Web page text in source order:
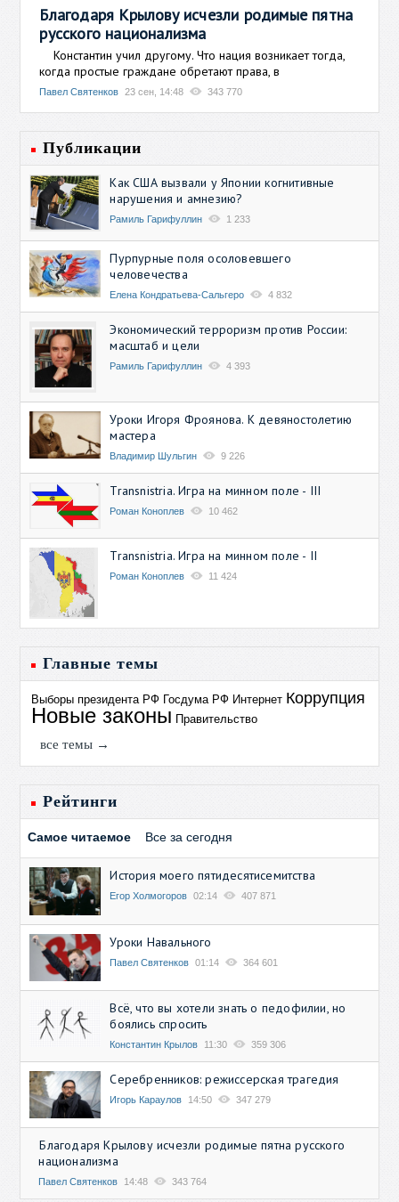
Благодаря Крылову исчезли родимые пятна
русского национализма
Константин учил другому. Что нация возникает тогда,
когда простые граждане обретают права, в
Павел Святенков 23 сен, 14:48 343 770
Публикации
Как США вызвали у Японии когнитивные
нарушения и амнезию?
Рамиль Гарифуллин 1 233
Пурпурные поля осоловевшего
человечества
Елена Кондратьева-Сальгеро 4 832
Экономический терроризм против России:
масштаб и цели
Рамиль Гарифуллин 4 393
Уроки Игоря Фроянова. К девяностолетию
мастера
Владимир Шульгин 9 226
Transnistria. Игра на минном поле - III
Роман Коноплев 10 462
Transnistria. Игра на минном поле - II
Роман Коноплев 11 424
Главные темы
Выборы президента РФ Госдума РФ Интернет Коррупция
Новые законы Правительство
все темы →
Рейтинги
Самое читаемое Все за сегодня
История моего пятидесятисемитства
Егор Холмогоров 02:14 407 871
Уроки Навального
Павел Святенков 01:14 364 601
Всё, что вы хотели знать о педофилии, но
боялись спросить
Константин Крылов 11:30 359 306
Серебренников: режиссерская трагедия
Игорь Караулов 14:50 347 279
Благодаря Крылову исчезли родимые пятна русского
национализма
Павел Святенков 14:48 343 764